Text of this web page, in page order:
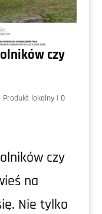
czy
Produkt lokalny| 0
czy
na
Nie tylko